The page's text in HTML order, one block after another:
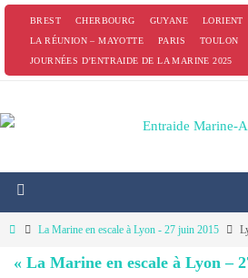
PasserBREST CHERBOURG GUYANE LORIENT
LA RÉUNION – MAYOTTE
PARIS
TOULON
JOURNÉES D’ENTRAIDE DE LA MARINE 2025
HomeLa Marine en escale à Lyon - 27 juin 2015
« La Marine en escale à Lyon –